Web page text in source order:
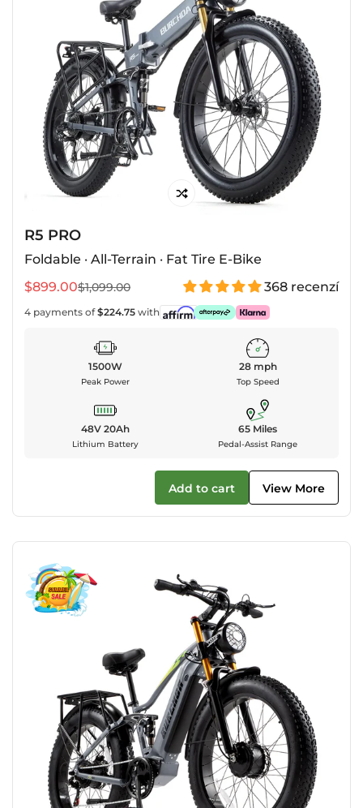
R5 PRO
Foldable · All-Terrain · Fat Tire E-Bike
Prodejní
cena
$899.00
Běžná
cena
$1,099.00 368 recenzí
4 payments of$224.75 with
1500W
Peak Power
28 mph
Top Speed
48V 20Ah
Lithium Battery
65 Miles
Pedal-Assist Range
Add to cart View More